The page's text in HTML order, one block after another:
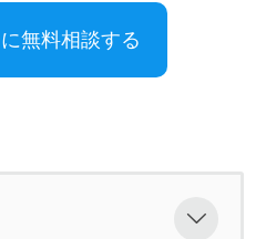
無料相談する